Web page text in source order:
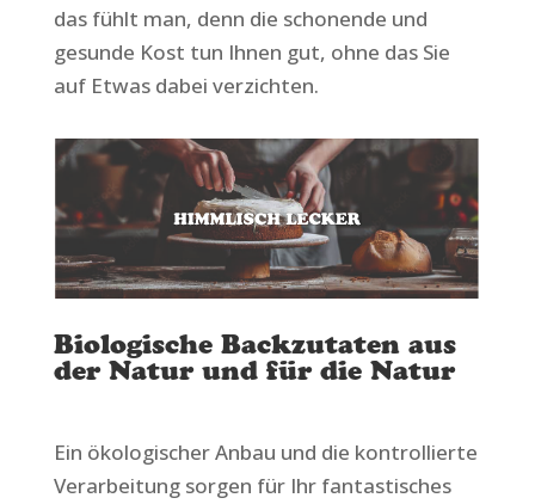
das fühlt man, denn die schonende und
gesunde Kost tun Ihnen gut, ohne das Sie
auf Etwas dabei verzichten.
Biologische Backzutaten aus
der Natur und für die Natur
Ein ökologischer Anbau und die kontrollierte
Verarbeitung sorgen für Ihr fantastisches